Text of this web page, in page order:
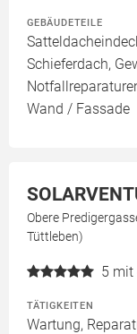
GEBÄUDETEILE
Schieferdach,
Wand / Fassade
Obere
Tüttleben)
5 mit
TÄTIGKEITEN
Wartung,